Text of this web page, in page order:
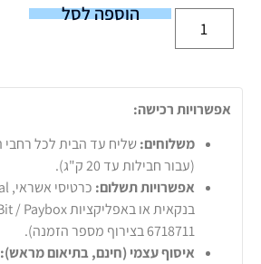
הוספה לסל
אפשרויות רכישה:
משלוחים:
(עבור חבילות עד 20 ק"ג).
אפשרויות תשלום:
6718711 בצירוף מספר הזמנה).
איסוף עצמי (חינם, בתיאום מראש):